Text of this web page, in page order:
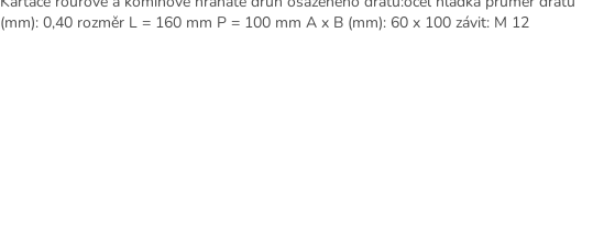
(mm): 0,40 rozměr L = 160 mm P = 100 mm A x B (mm): 60 x 100 závit: M 12